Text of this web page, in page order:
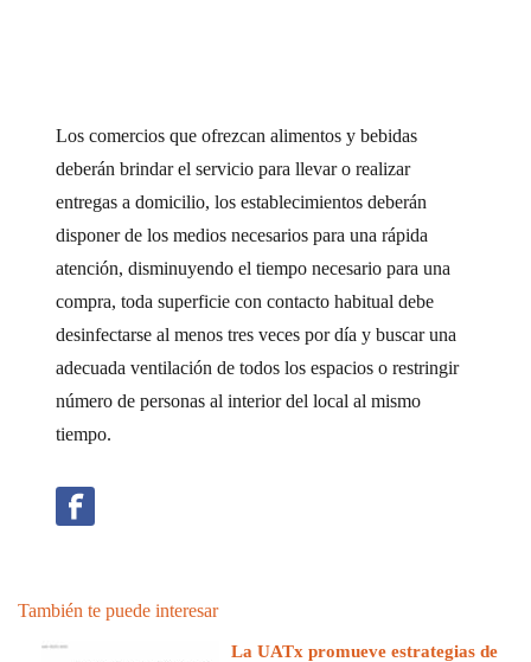
Los comercios que ofrezcan alimentos y bebidas
deberán brindar el servicio para llevar o realizar
entregas a domicilio, los establecimientos deberán
disponer de los medios necesarios para una rápida
atención, disminuyendo el tiempo necesario para una
compra, toda superficie con contacto habitual debe
desinfectarse al menos tres veces por día y buscar una
adecuada ventilación de todos los espacios o restringir
número de personas al interior del local al mismo
tiempo.
También te puede interesar
La UATx promueve estrategias de